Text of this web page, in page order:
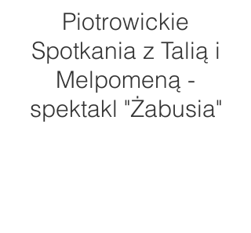
Piotrowickie
Spotkania z Talią i
Melpomeną -
spektakl "Żabusia"